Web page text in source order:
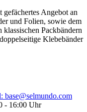
Angebot an
und Folien, sowie dem
Packbändern
Klebebänder
base@selmundo.com
- 16:00 Uhr